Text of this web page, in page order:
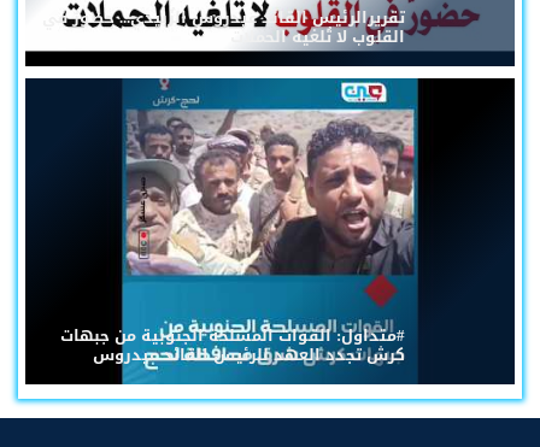
تقريرالرئيس القائد عيدروس الزُبيدي... حضورٌ في
القلوب لا تُلغيه الحملات
#متداول: القوات المسلحة الجنوبية من جبهات
كرش تجدد العهد للرئيس القائد عيدروس